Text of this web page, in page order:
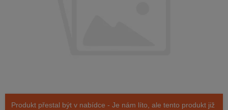
Produkt přestal být v nabídce - Je nám líto, ale tento produkt již